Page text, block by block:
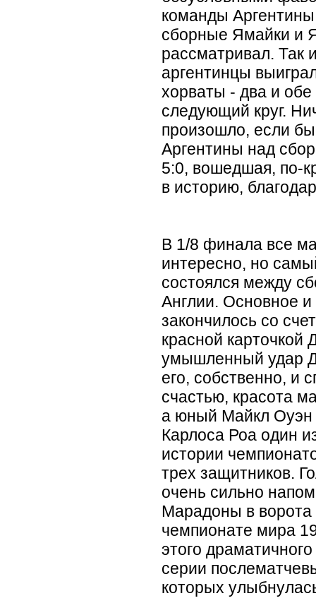
команды
сборные Ямайки и
рассматривал. Так
аргентинцы
хорваты - два и
следующий круг.
произошло, если
Аргентины над
5:0, вошедшая, по-
в историю,
В 1/8 финала все
интересно, но
состоялся между
Англии. Основное
закончилось со
красной карточкой
умышленный удар
его, собственно, и
счастью, красота
а юный Майкл Оуэн
Карлоса Роа один
истории
трех защитников.
очень сильно
Марадоны в
чемпионате мира
этого
серии
которых